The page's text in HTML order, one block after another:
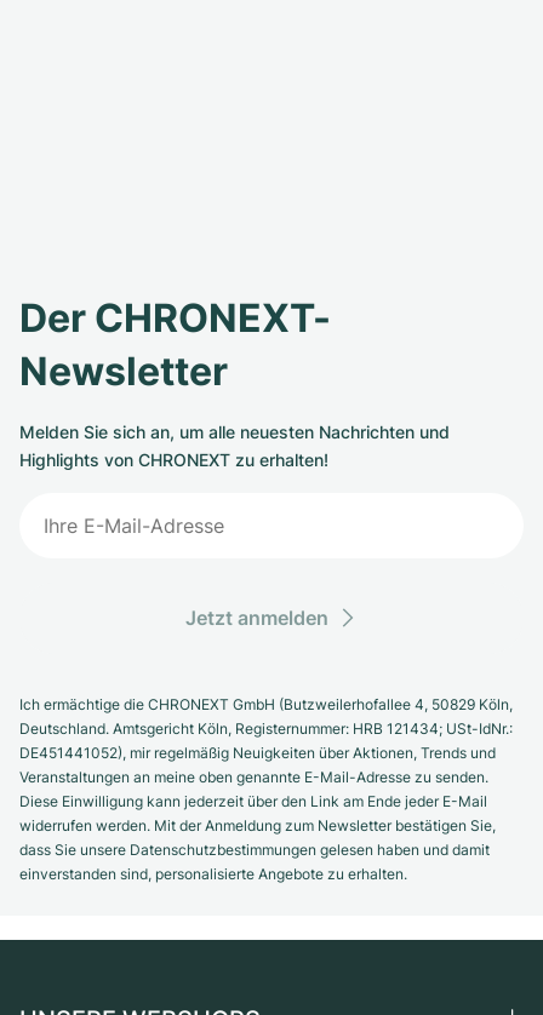
Der CHRONEXT-
Newsletter
Melden Sie sich an, um alle neuesten Nachrichten und
Highlights von CHRONEXT zu erhalten!
Jetzt anmelden
Ich ermächtige die CHRONEXT GmbH (Butzweilerhofallee 4, 50829 Köln,
Deutschland. Amtsgericht Köln, Registernummer: HRB 121434; USt-IdNr.:
DE451441052), mir regelmäßig Neuigkeiten über Aktionen, Trends und
Veranstaltungen an meine oben genannte E-Mail-Adresse zu senden.
Diese Einwilligung kann jederzeit über den Link am Ende jeder E-Mail
widerrufen werden. Mit der Anmeldung zum Newsletter bestätigen Sie,
dass Sie unsere Datenschutzbestimmungen gelesen haben und damit
einverstanden sind, personalisierte Angebote zu erhalten.